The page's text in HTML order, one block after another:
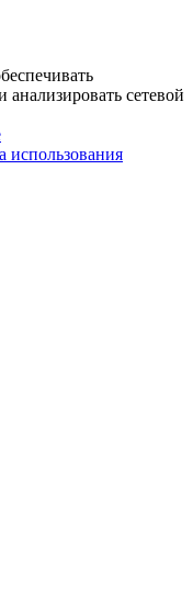
сетевой
использования